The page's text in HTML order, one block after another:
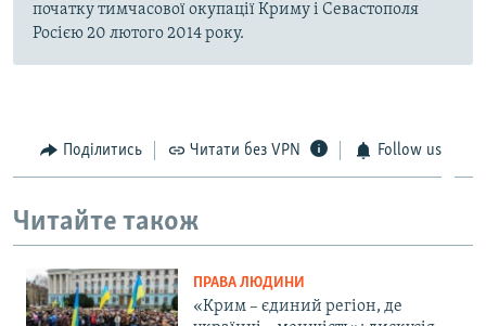
початку тимчасової окупації Криму і Севастополя
Росією 20 лютого 2014 року.
Поділитись Читати без VPN Follow us
Читайте також
ПРАВА ЛЮДИНИ
«Крим – єдиний регіон, де